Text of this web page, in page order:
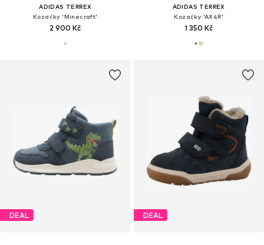
ADIDAS TERREX
Kozačky 'Minecraft'
2 900 Kč
ADIDAS TERREX
Kozačky 'AX4R'
1 350 Kč
DEAL DEAL